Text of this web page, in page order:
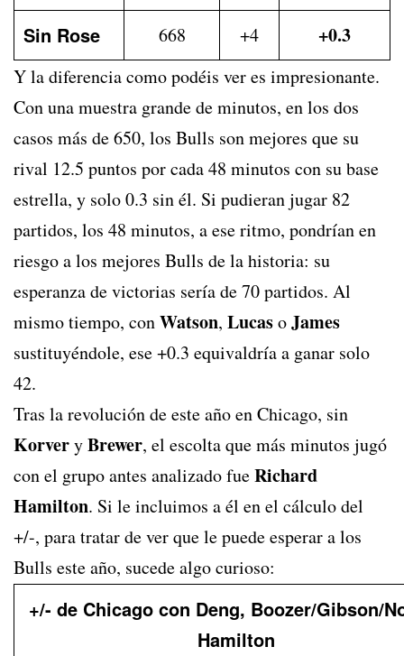
Sin Rose
668 +4 +0.3
Y la diferencia como podéis ver es impresionante.
Con una muestra grande de minutos, en los dos
casos más de 650, los Bulls son mejores que su
rival 12.5 puntos por cada 48 minutos con su base
estrella, y solo 0.3 sin él. Si pudieran jugar 82
partidos, los 48 minutos, a ese ritmo, pondrían en
riesgo a los mejores Bulls de la historia: su
esperanza de victorias sería de 70 partidos. Al
mismo tiempo, conWatson, LucasoJames
sustituyéndole, ese +0.3 equivaldría a ganar solo
42.
Tras la revolución de este año en Chicago, sin
KorveryBrewer, el escolta que más minutos jugó
con el grupo antes analizado fueRichard
Hamilton. Si le incluimos a él en el cálculo del
+/-, para tratar de ver que le puede esperar a los
Bulls este año, sucede algo curioso:
+/- de Chicago con Deng, Boozer/Gibson/
Hamilton